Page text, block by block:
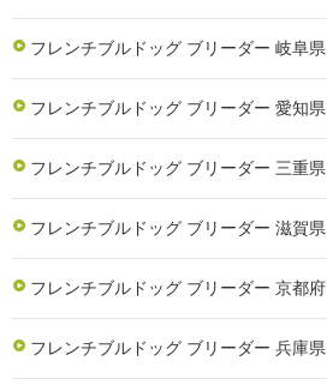
フレンチブルドッグ ブリーダー 岐阜県
フレンチブルドッグ ブリーダー 愛知県
フレンチブルドッグ ブリーダー 三重県
フレンチブルドッグ ブリーダー 滋賀県
フレンチブルドッグ ブリーダー 京都府
フレンチブルドッグ ブリーダー 兵庫県